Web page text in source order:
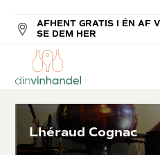
AFHENT GRATIS I ÉN AF
SE DEM HER
Lhéraud Cognac